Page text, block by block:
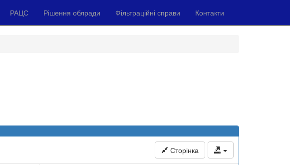
РАЦС Рішення облради Фільтраційні справи Контакти
Сторінка